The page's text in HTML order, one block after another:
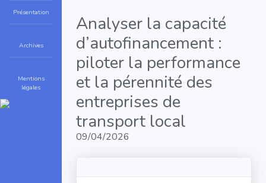
Présentation
Archives
Mentions
légales
Analyser la capacité
d’autofinancement :
piloter la performance
et la pérennité des
entreprises de
transport local
09/04/2026